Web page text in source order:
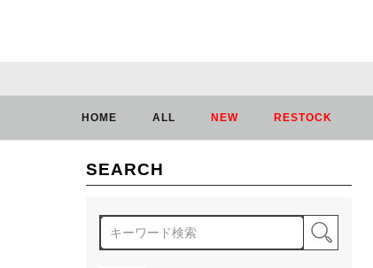
HOME ALL NEW RESTOCK
SEARCH